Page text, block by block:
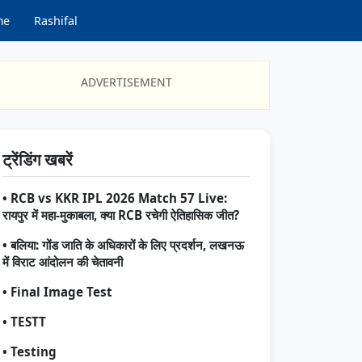
Rashifal
ADVERTISEMENT
ट्रेंडिंग खबरें
• RCB vs KKR IPL 2026 Match 57 Live:
रायपुर में महा-मुकाबला, क्या RCB रचेगी ऐतिहासिक जीत?
• बलिया: गोंड जाति के अधिकारों के लिए प्रदर्शन, लखनऊ
में विराट आंदोलन की चेतावनी
• Final Image Test
• TESTT
• Testing